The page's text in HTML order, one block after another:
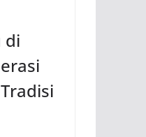
di